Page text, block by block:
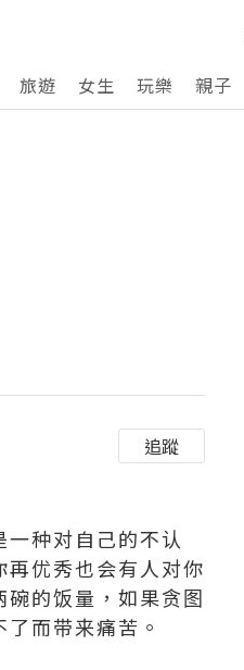
旅遊 女生 玩樂 親子
追蹤
种对自己的不认
优秀也会有人对你
的饭量，如果贪图
而带来痛苦。